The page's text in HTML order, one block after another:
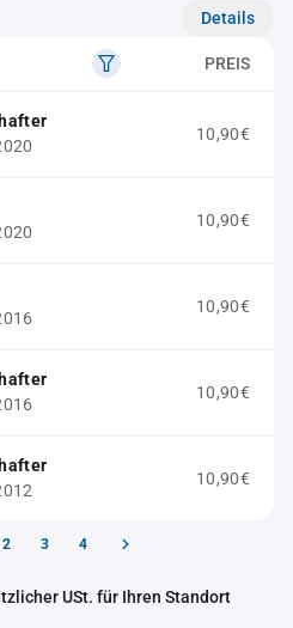
Details
PREIS
10,90€
10,90€
10,90€
10,90€
10,90€
2 3 4
USt. für Ihren Standort